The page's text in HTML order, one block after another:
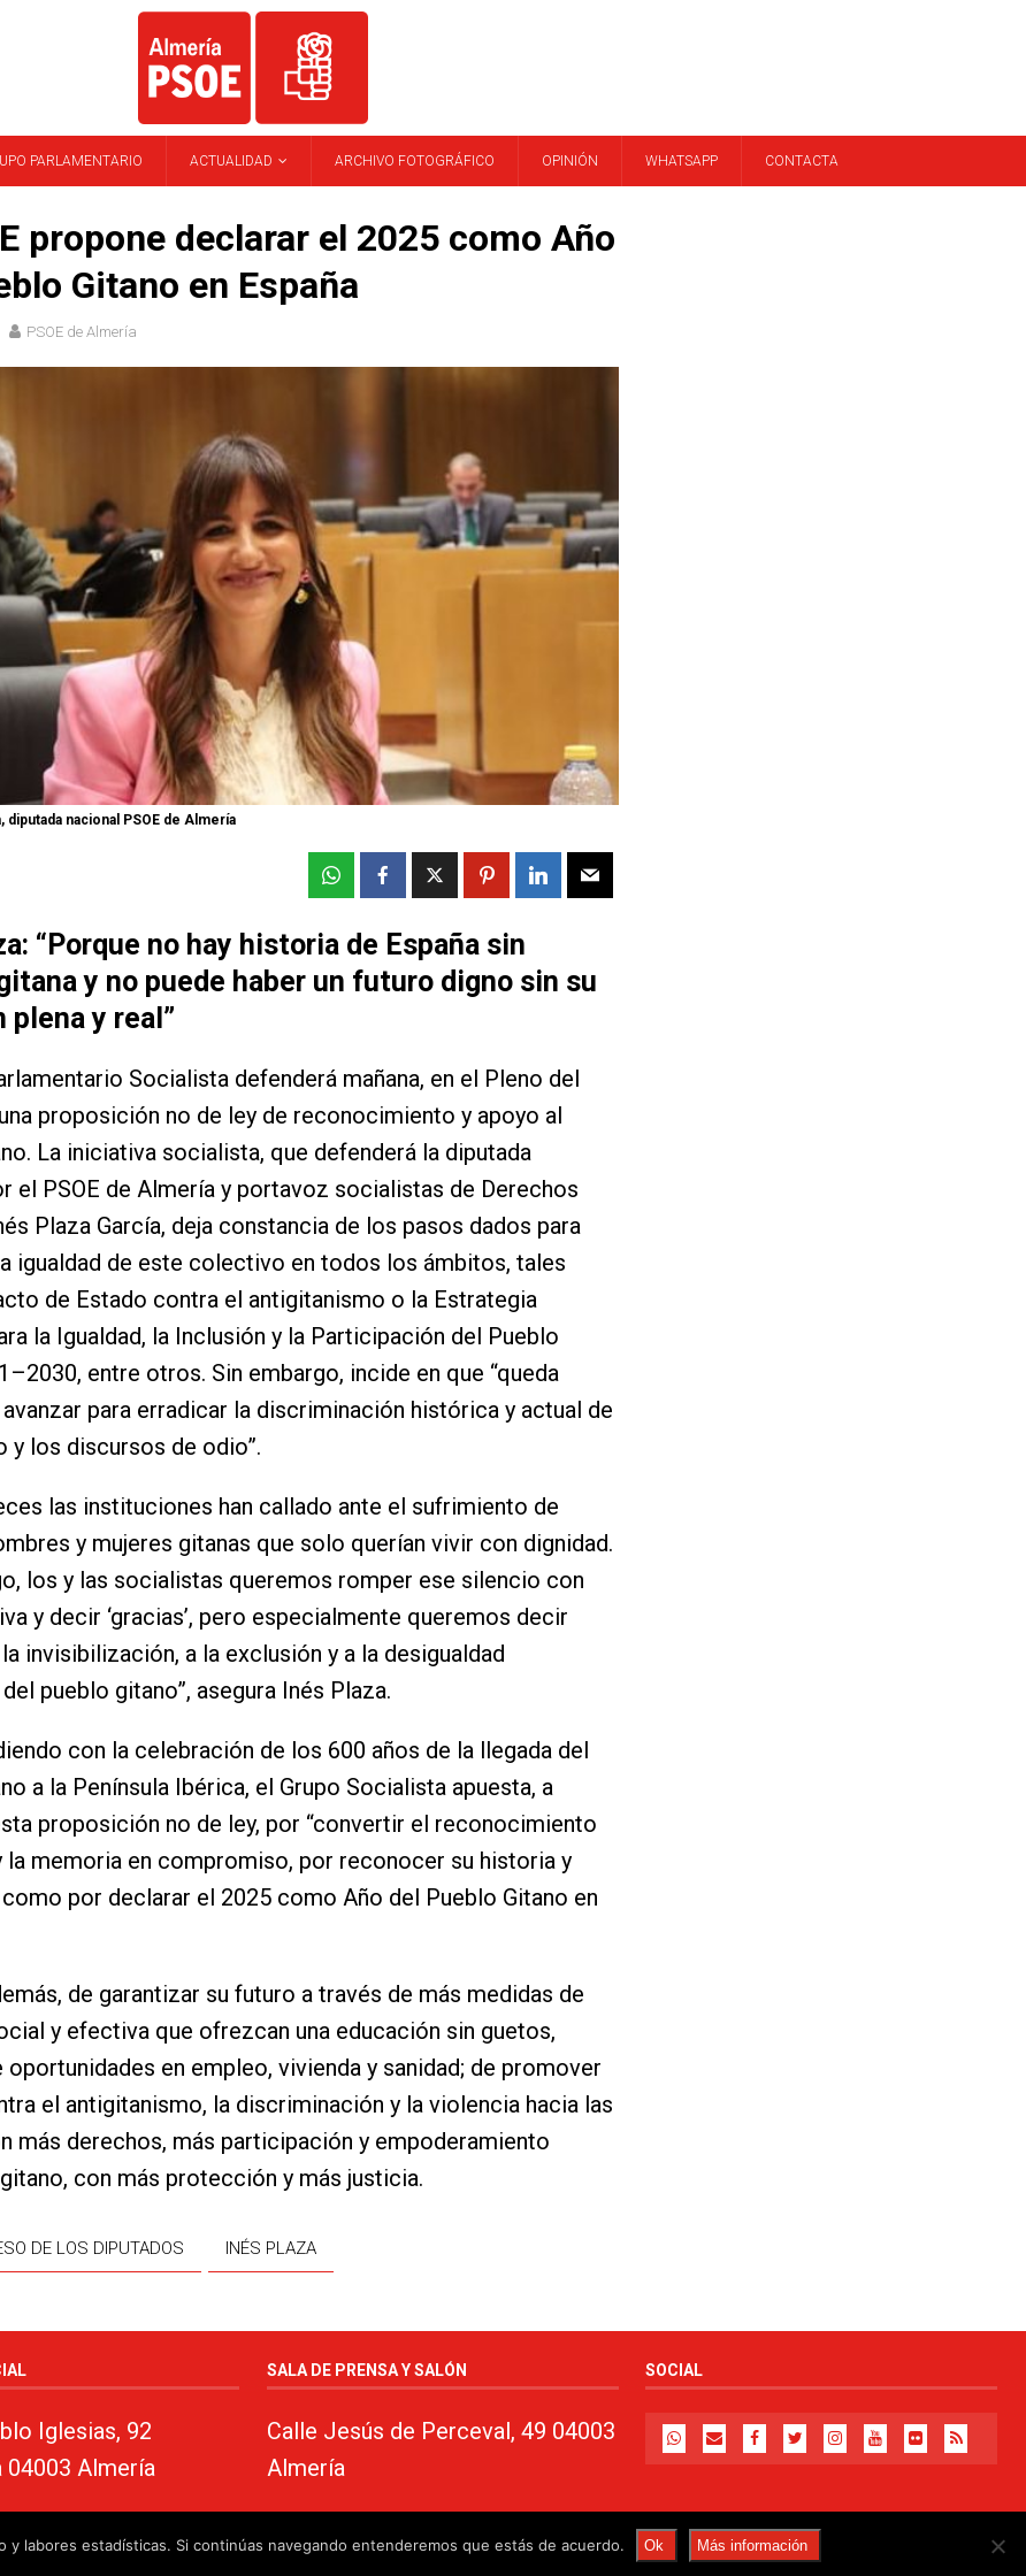
PARLAMENTARIO ACTUALIDAD ARCHIVO FOTOGRÁFICO OPINIÓN WHATSAPP CONTACTA
propone declarar el 2025 como Año
Gitano en España
PSOE de Almería
diputada nacional PSOE de Almería
“Porque no hay historia de España sin
y no puede haber un futuro digno sin su
plena y real”
Socialista defenderá mañana, en el Pleno del
proposición no de ley de reconocimiento y apoyo al
La iniciativa socialista, que defenderá la diputada
el PSOE de Almería y portavoz socialistas de Derechos
Plaza García, deja constancia de los pasos dados para
igualdad de este colectivo en todos los ámbitos, tales
de Estado contra el antigitanismo o la Estrategia
la Igualdad, la Inclusión y la Participación del Pueblo
entre otros. Sin embargo, incide en que “queda
para erradicar la discriminación histórica y actual de
y los discursos de odio”.
las instituciones han callado ante el sufrimiento de
y mujeres gitanas que solo querían vivir con dignidad.
los y las socialistas queremos romper ese silencio con
y decir ‘gracias’, pero especialmente queremos decir
la invisibilización, a la exclusión y a la desigualdad
pueblo gitano”, asegura Inés Plaza.
con la celebración de los 600 años de la llegada del
a la Península Ibérica, el Grupo Socialista apuesta, a
proposición no de ley, por “convertir el reconocimiento
la memoria en compromiso, por reconocer su historia y
por declarar el 2025 como Año del Pueblo Gitano en
de garantizar su futuro a través de más medidas de
y efectiva que ofrezcan una educación sin guetos,
oportunidades en empleo, vivienda y sanidad; de promover
el antigitanismo, la discriminación y la violencia hacia las
más derechos, más participación y empoderamiento
con más protección y más justicia.
DE LOS DIPUTADOS INÉS PLAZA
Iglesias, 92
04003 Almería
SALA DE PRENSA Y SALÓN
Calle Jesús de Perceval, 49 04003
Almería
SOCIAL
y labores estadísticas. Si continúas navegando entenderemos que estás de acuerdo. Ok Más información